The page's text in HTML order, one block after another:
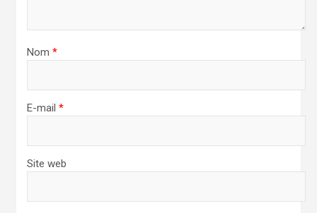
Nom *
E-mail *
Site web